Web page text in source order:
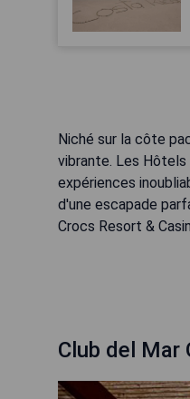
Niché sur la côte
vibrante. Les
expériences
d'une escapade
Crocs Resort &
Club del Mar